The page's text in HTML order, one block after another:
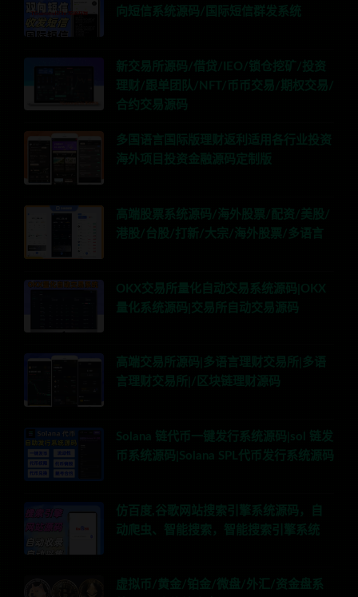
向短信系统源码/国际短信群发系统
新交易所源码/借贷/IEO/锁仓挖矿/投资
理财/跟单团队/NFT/币币交易/期权交易/
合约交易源码
多国语言国际版理财返利适用各行业投资
海外项目投资金融源码定制版
高端股票系统源码/海外股票/配资/美股/
港股/台股/打新/大宗/海外股票/多语言
OKX交易所量化自动交易系统源码|OKX
量化系统源码|交易所自动交易源码
高端交易所源码|多语言理财交易所|多语
言理财交易所|/区块链理财源码
Solana 链代币一键发行系统源码|sol 链发
币系统源码|Solana SPL代币发行系统源码
仿百度,谷歌网站搜索引擎系统源码，自
动爬虫、智能搜索，智能搜索引擎系统
虚拟币/黄金/铂金/微盘/外汇/资金盘系